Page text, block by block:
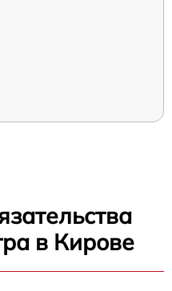
в Кирове